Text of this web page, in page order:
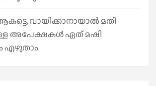
വായിക്കാനായാൽ മതി​
അപേക്ഷകൾ ഏത് മഷി
എഴുതാം